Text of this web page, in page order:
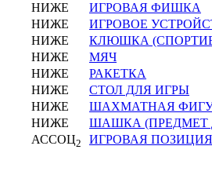
НИЖЕ
ИГРОВАЯ ФИШКА
НИЖЕ
ИГРОВОЕ
НИЖЕ
КЛЮШКА
НИЖЕ
МЯЧ
НИЖЕ
РАКЕТКА
НИЖЕ
СТОЛ ДЛЯ ИГРЫ
НИЖЕ
ШАХМАТНАЯ
НИЖЕ
ШАШКА (ПРЕДМЕТ
АССОЦ2 ИГРОВАЯ ПОЗИЦИЯ